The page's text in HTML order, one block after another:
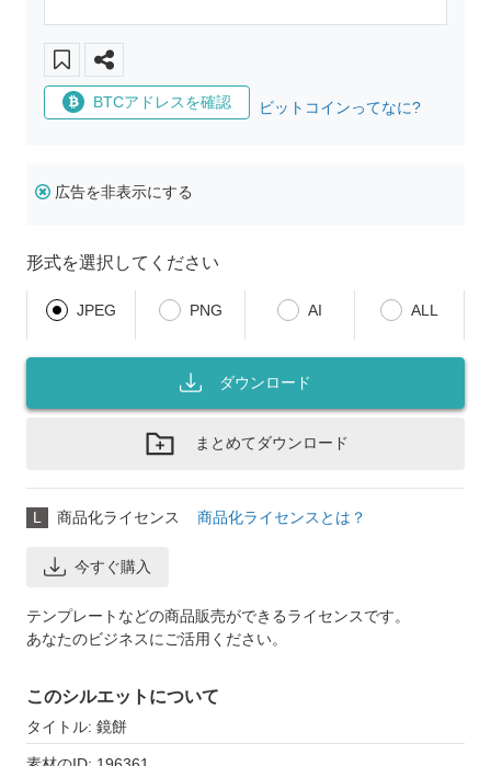
BTCアドレスを確認 ビットコインってなに?
広告を非表示にする
形式を選択してください
JPEG PNG AI ALL
ダウンロード
まとめてダウンロード
L 商品化ライセンス 商品化ライセンスとは？
今すぐ購入
テンプレートなどの商品販売ができるライセンスです。
あなたのビジネスにご活用ください。
このシルエットについて
タイトル: 鏡餅